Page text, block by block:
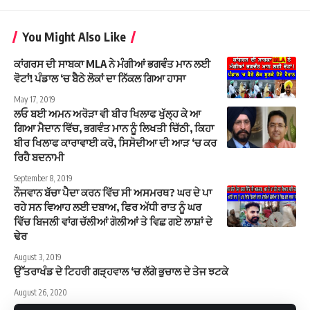
You Might Also Like
ਕਾਂਗਰਸ ਦੀ ਸਾਬਕਾ MLA ਨੇ ਮੰਗੀਆਂ ਭਗਵੰਤ ਮਾਨ ਲਈ
ਵੋਟਾਂ! ਪੰਡਾਲ ‘ਚ ਬੈਠੇ ਲੋਕਾਂ ਦਾ ਨਿੱਕਲ ਗਿਆ ਹਾਸਾ
May 17, 2019
ਲਓ ਬਈ ਅਮਨ ਅਰੋੜਾ ਵੀ ਬੀਰ ਖਿਲਾਫ ਖੁੱਲ੍ਹ ਕੇ ਆ
ਗਿਆ ਮੈਦਾਨ ਵਿੱਚ, ਭਗਵੰਤ ਮਾਨ ਨੂੰ ਲਿਖਤੀ ਚਿੱਠੀ, ਕਿਹਾ
ਬੀਰ ਖਿਲਾਫ ਕਾਰਾਵਾਈ ਕਰੋ, ਸਿਸੋਦੀਆ ਦੀ ਆੜ ‘ਚ ਕਰ
ਰਿਹੈ ਬਦਨਾਮੀ
September 8, 2019
ਨੌਜਵਾਨ ਬੱਚਾ ਪੈਦਾ ਕਰਨ ਵਿੱਚ ਸੀ ਅਸਮਰਥ? ਘਰ ਦੇ ਪਾ
ਰਹੇ ਸਨ ਵਿਆਹ ਲਈ ਦਬਾਅ, ਫਿਰ ਅੱਧੀ ਰਾਤ ਨੂੰ ਘਰ
ਵਿੱਚ ਬਿਜਲੀ ਵਾਂਗ ਚੱਲੀਆਂ ਗੋਲੀਆਂ ਤੇ ਵਿਛ ਗਏ ਲਾਸ਼ਾਂ ਦੇ
ਢੇਰ
August 3, 2019
ਉੱਤਰਾਖੰਡ ਦੇ ਟਿਹਰੀ ਗੜ੍ਹਵਾਲ ‘ਚ ਲੱਗੇ ਭੁਚਾਲ ਦੇ ਤੇਜ ਝਟਕੇ
August 26, 2020